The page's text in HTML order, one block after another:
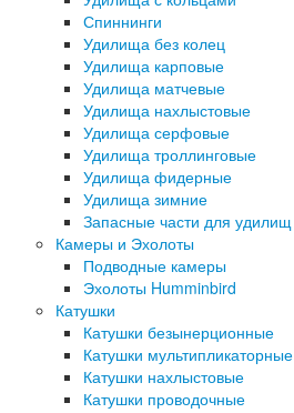
Спиннинги
Удилища без колец
Удилища карповые
Удилища матчевые
Удилища нахлыстовые
Удилища серфовые
Удилища троллинговые
Удилища фидерные
Удилища зимние
Запасные части для удилищ
Камеры и Эхолоты
Подводные камеры
Эхолоты Humminbird
Катушки
Катушки безынерционные
Катушки мультипликаторные
Катушки нахлыстовые
Катушки проводочные